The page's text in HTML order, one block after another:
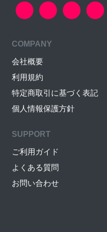
COMPANY
会社概要
利用規約
特定商取引に基づく表記
個人情報保護方針
SUPPORT
ご利用ガイド
よくある質問
お問い合わせ